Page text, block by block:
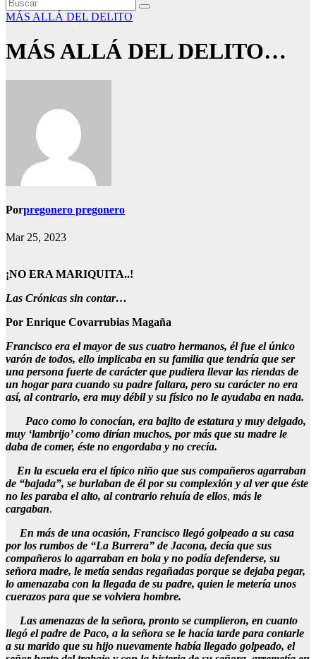
MÁS ALLÁ DEL DELITO
MÁS ALLÁ DEL DELITO…
Porpregonero pregonero
Mar 25, 2023
¡NO ERA MARIQUITA..!
Las Crónicas sin contar…
Por Enrique Covarrubias Magaña
Francisco era el mayor de sus cuatro hermanos, él fue el único
varón de todos, ello implicaba en su familia que tendría que ser
una persona fuerte de carácter que pudiera llevar las riendas de
un hogar para cuando su padre faltara, pero su carácter no era
así, al contrario, era muy débil y su físico no le ayudaba en nada.
Paco como lo conocían, era bajito de estatura y muy delgado,
muy ‘lambrijo’ como dirían muchos, por más que su madre le
daba de comer, éste no engordaba y no crecía.
En la escuela era el típico niño que sus compañeros agarraban
de “bajada”, se burlaban de él por su complexión y al ver que éste
no les paraba el alto, al contrario rehuía de ellos, más le
cargaban.
En más de una ocasión, Francisco llegó golpeado a su casa
por los rumbos de “La Burrera” de Jacona, decía que sus
compañeros lo agarraban en bola y no podía defenderse, su
señora madre, le metía sendas regañadas porque se dejaba pegar,
lo amenazaba con la llegada de su padre, quien le metería unos
cuerazos para que se volviera hombre.
Las amenazas de la señora, pronto se cumplieron, en cuanto
llegó el padre de Paco, a la señora se le hacía tarde para contarle
a su marido que su hijo nuevamente había llegado golpeado, el